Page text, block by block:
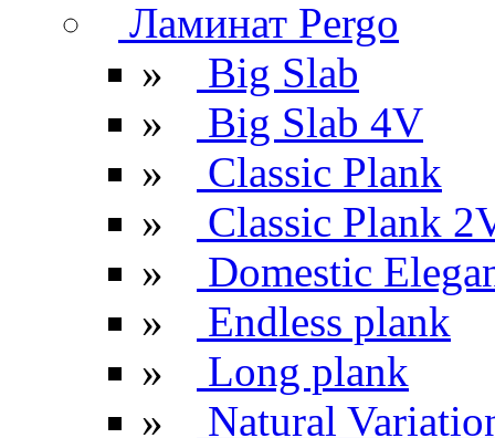
Ламинат Pergo
»
Big Slab
»
Big Slab 4V
»
Classic Plank
»
Classic Plank
»
Domestic
»
Endless plank
»
Long plank
»
Natural